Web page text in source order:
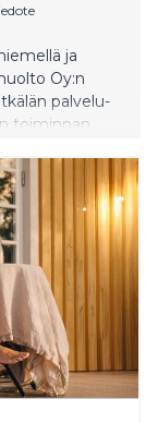
ja
Oy:n
palvelu-
toiminnan
missä
uuden